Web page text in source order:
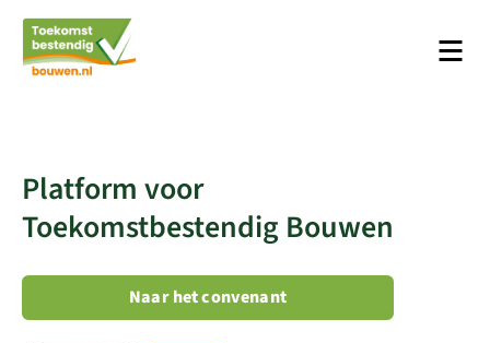
Menu
Platform voor
Toekomstbestendig Bouwen
Naar het convenant